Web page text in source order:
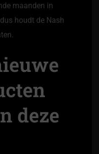
maanden in
houdt de Nash
deze